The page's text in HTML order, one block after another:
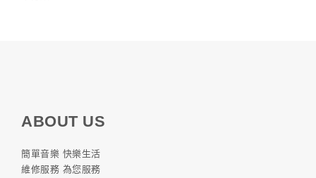
ABOUT US
簡單音樂 快樂生活
維修服務 為您服務